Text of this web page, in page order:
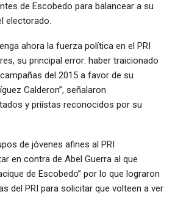
de Escobedo para balancear a su
electorado.
ahora la fuerza política en el PRI
su principal error: haber traicionado
del 2015 a favor de su
Calderon”, señalaron
y priístas reconocidos por su
de jóvenes afines al PRI
en contra de Abel Guerra al que
de Escobedo” por lo que lograron
del PRI para solicitar que volteen a ver